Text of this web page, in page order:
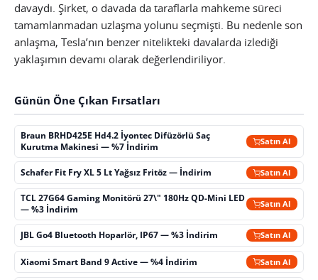
davaydı. Şirket, o davada da taraflarla mahkeme süreci
tamamlanmadan uzlaşma yolunu seçmişti. Bu nedenle son
anlaşma, Tesla’nın benzer nitelikteki davalarda izlediği
yaklaşımın devamı olarak değerlendiriliyor.
Günün Öne Çıkan Fırsatları
Braun BRHD425E Hd4.2 İyontec Difüzörlü Saç
Kurutma Makinesi — %7 İndirim
Satın Al
Schafer Fit Fry XL 5 Lt Yağsız Fritöz — İndirim Satın Al
TCL 27G64 Gaming Monitörü 27\" 180Hz QD-Mini LED
— %3 İndirim
Satın Al
JBL Go4 Bluetooth Hoparlör, IP67 — %3 İndirim Satın Al
Xiaomi Smart Band 9 Active — %4 İndirim Satın Al